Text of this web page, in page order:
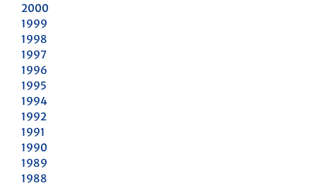
2000
1999
1998
1997
1996
1995
1994
1992
1991
1990
1989
1988